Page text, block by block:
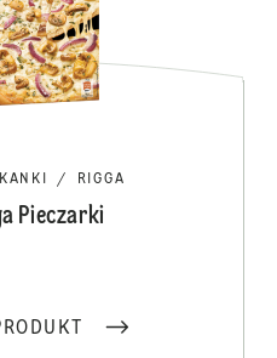
/ RIGGA
Pieczarki